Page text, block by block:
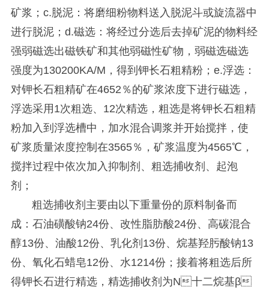
矿浆；c.脱泥：将磨细粉物料送入脱泥斗或旋流器中
进行脱泥；d.磁选：将经过分选后去掉矿泥的物料经
强弱磁选出磁铁矿和其他弱磁性矿物，弱磁选磁选
强度为130200KA/M，得到钾长石粗精粉；e.浮选：
对钾长石粗精矿在4652％的矿浆浓度下进行磁选，
浮选采用1次粗选、12次精选，粗选是将钾长石粗精
粉加入到浮选槽中，加水混合调浆并开始搅拌，使
矿浆质量浓度控制在3565％，矿浆温度为4565℃，
搅拌过程中依次加入抑制剂、粗选捕收剂、起泡
剂；
粗选捕收剂主要由以下重量份的原料制备而
成：石油磺酸钠24份、改性脂肪酸24份、高碳混合
醇13份、油酸12份、乳化剂13份、烷基羟肟酸钠13
份、氧化石蜡皂12份、水1214份；接着将粗选后所
得钾长石进行精选，精选捕收剂为N十二烷基β